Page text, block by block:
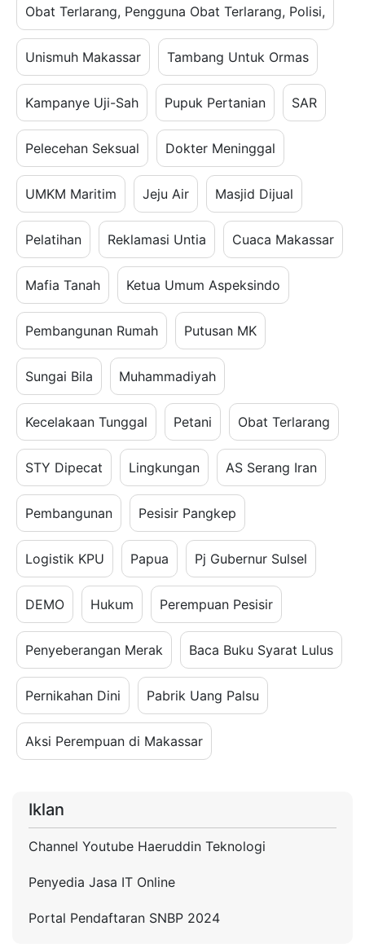
Obat Terlarang, Pengguna Obat Terlarang, Polisi,
Unismuh Makassar Tambang Untuk Ormas
Kampanye Uji-Sah Pupuk Pertanian SAR
Pelecehan Seksual Dokter Meninggal
UMKM Maritim Jeju Air Masjid Dijual
Pelatihan Reklamasi Untia Cuaca Makassar
Mafia Tanah Ketua Umum Aspeksindo
Pembangunan Rumah Putusan MK
Sungai Bila Muhammadiyah
Kecelakaan Tunggal Petani Obat Terlarang
STY Dipecat Lingkungan AS Serang Iran
Pembangunan Pesisir Pangkep
Logistik KPU Papua Pj Gubernur Sulsel
DEMO Hukum Perempuan Pesisir
Penyeberangan Merak Baca Buku Syarat Lulus
Pernikahan Dini Pabrik Uang Palsu
Aksi Perempuan di Makassar
Iklan
Channel Youtube Haeruddin Teknologi
Penyedia Jasa IT Online
Portal Pendaftaran SNBP 2024